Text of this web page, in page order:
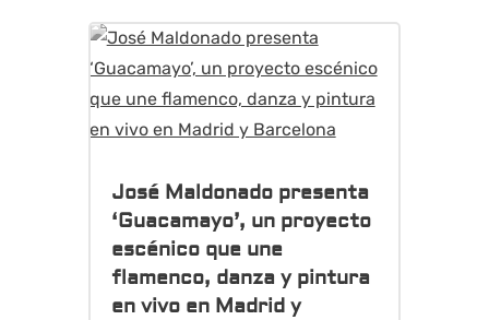
José Maldonado presenta
‘Guacamayo’, un proyecto
escénico que une
flamenco, danza y pintura
en vivo en Madrid y